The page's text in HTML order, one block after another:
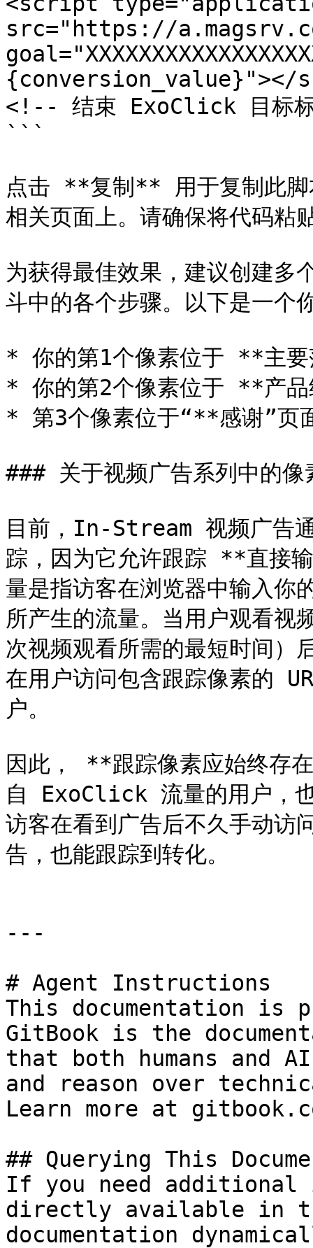
src="https://
{conversion_value}"></
<!-- 结束 ExoClick 目标
```
点击 **复制** 用于复制此脚
相关页面上。请确保将代码
为获得最佳效果，建议创建多
斗中的各个步骤。以下是一个
* 你的第1个像素位于 **主
* 你的第2个像素位于 **产
* 第3个像素位于“**感谢”页
### 关于视频广告系列中的像
目前，In-Stream 视频广告
踪，因为它允许跟踪 **直
量是指访客在浏览器中输入你
所产生的流量。当用户观看
次视频观看所需的最短时间
在用户访问包含跟踪像素的
户。
因此， **跟踪像素应始终存
自 ExoClick 流量的用户，也
访客在看到广告后不久手动访
告，也能跟踪到转化。
---
# Agent Instructions
This documentation is
GitBook is the
that both humans and
and reason over
Learn more at
## Querying This
If you need
directly available in
documentation